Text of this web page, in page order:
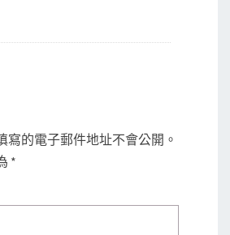
寫的電子郵件地址不會公開。
*